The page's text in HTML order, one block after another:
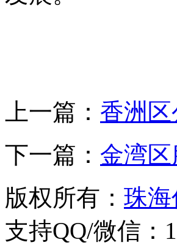
上一篇： 香洲
下一篇： 金湾
版权所有： 珠
支持QQ/微信：